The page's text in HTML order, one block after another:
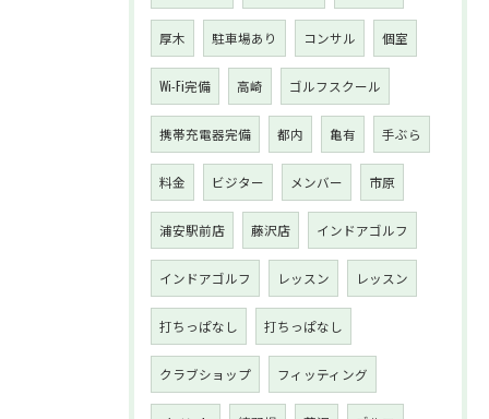
厚木 駐車場あり コンサル 個室
Wi-Fi完備 高崎 ゴルフスクール
携帯充電器完備 都内 亀有 手ぶら
料金 ビジター メンバー 市原
浦安駅前店 藤沢店 インドアゴルフ
インドアゴルフ レッスン レッスン
打ちっぱなし 打ちっぱなし
クラブショップ フィッティング